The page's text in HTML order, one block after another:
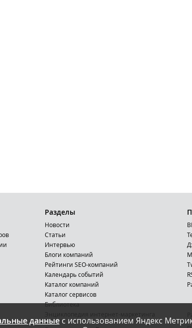
данныес использованием Яндекс
Разделы
Новости
Статьи
Интервью
Блоги компаний
Рейтинги SEO-компаний
Календарь событий
Каталог компаний
Каталог сервисов
Библиотека